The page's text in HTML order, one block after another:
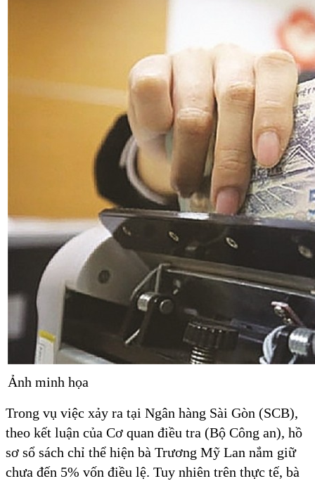
Ảnh minh họa
Trong vụ việc xảy ra tại Ngân hàng Sài Gòn (SCB),
theo kết luận của Cơ quan điều tra (Bộ Công an), hồ
sơ sổ sách chỉ thể hiện bà Trương Mỹ Lan nắm giữ
chưa đến 5% vốn điều lệ. Tuy nhiên trên thực tế, bà